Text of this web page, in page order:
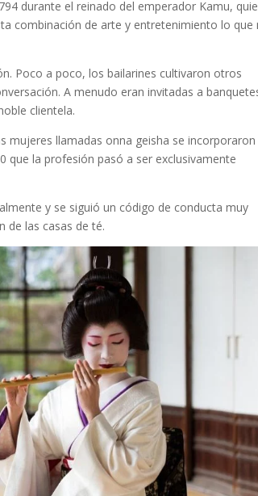
durante el reinado del emperador Kamu,
combinación de arte y entretenimiento lo que
Poco a poco, los bailarines cultivaron otros
A menudo eran invitadas a
clientela.
mujeres llamadas onna geisha se incorporaron
que la profesión pasó a ser exclusivamente
y se siguió un código de conducta muy
de las casas de té.